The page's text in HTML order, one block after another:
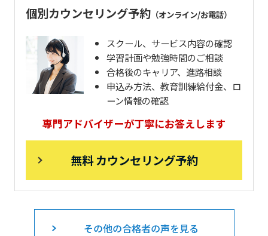
個別カウンセリング予約（オンライン/お電話）
スクール、サービス内容の確認
学習計画や勉強時間のご相談
合格後のキャリア、進路相談
申込み方法、教育訓練給付金、ロ
ーン情報の確認
専門アドバイザーが丁寧にお答えします
無料 カウンセリング予約
その他の合格者の声を見る